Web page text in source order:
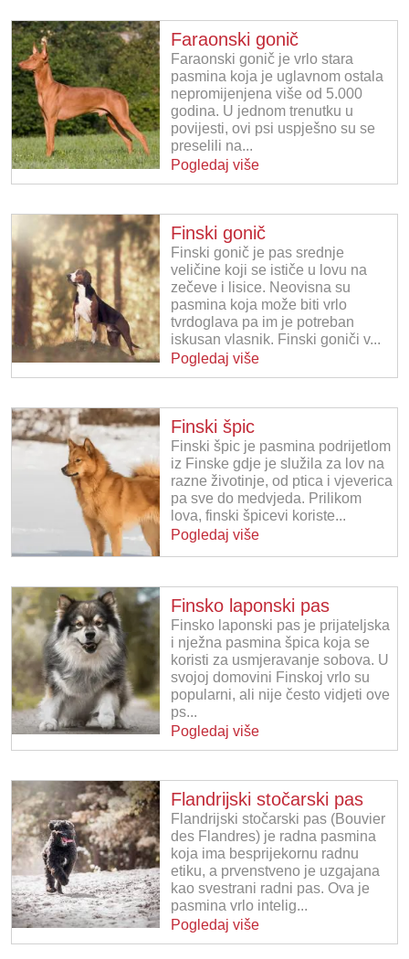
Faraonski gonič
Faraonski gonič je vrlo stara
pasmina koja je uglavnom ostala
nepromijenjena više od 5.000
godina. U jednom trenutku u
povijesti, ovi psi uspješno su se
preselili na...
Pogledaj više
Finski gonič
Finski gonič je pas srednje
veličine koji se ističe u lovu na
zečeve i lisice. Neovisna su
pasmina koja može biti vrlo
tvrdoglava pa im je potreban
iskusan vlasnik. Finski goniči v...
Pogledaj više
Finski špic
Finski špic je pasmina podrijetlom
iz Finske gdje je služila za lov na
razne životinje, od ptica i vjeverica
pa sve do medvjeda. Prilikom
lova, finski špicevi koriste...
Pogledaj više
Finsko laponski pas
Finsko laponski pas je prijateljska
i nježna pasmina špica koja se
koristi za usmjeravanje sobova. U
svojoj domovini Finskoj vrlo su
popularni, ali nije često vidjeti ove
ps...
Pogledaj više
Flandrijski stočarski pas
Flandrijski stočarski pas (Bouvier
des Flandres) je radna pasmina
koja ima besprijekornu radnu
etiku, a prvenstveno je uzgajana
kao svestrani radni pas. Ova je
pasmina vrlo intelig...
Pogledaj više